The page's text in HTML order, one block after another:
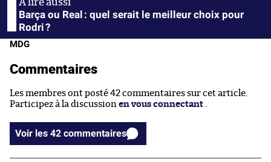
Barça ou Real : quel serait le meilleur choix pour
Rodri ?
MDG
Commentaires
Les membres ont posté 42 commentaires sur cet article.
Participez à la discussion en vous connectant
Voir les 42 commentaires